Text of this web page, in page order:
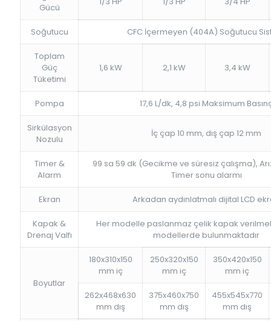
Gücü
Soğutucu CFC İçermeyen (404A) Soğutucu
Toplam
Güç
Tüketimi
1,6 kW 2,1 kW 3,4 kW
Pompa 17,6 L/dk, 4,8 psi Maksimum
Sirkülasyon
Nozulu
İç çap 10 mm, dış çap 12 mm
Timer &
Alarm
99 sa 59 dk (Gecikme ve süresiz çalışma),
Timer sonu alarmı
Ekran Arkadan aydınlatmalı dijital LCD
Kapak &
Drenaj Valfı
Her modelle paslanmaz çelik kapak
modellerde bulunmaktadır
Boyutlar
180x310x150
mm iç
250x320x150
mm iç
350x420x150
mm iç
262x468x630
mm dış
375x460x750
mm dış
455x545x770
mm dış